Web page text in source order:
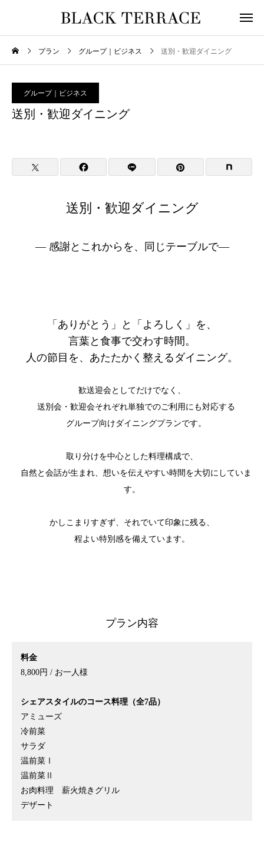
プラン グループ｜ビジネス 送別・歓迎ダイニング
グループ｜ビジネス
送別・歓迎ダイニング
送別・歓迎ダイニング
― 感謝とこれからを、同じテーブルで―
「ありがとう」と「よろしく」を、
言葉と食事で交わす時間。
人の節目を、あたたかく整えるダイニング。
歓送迎会としてだけでなく、
送別会・歓迎会それぞれ単独でのご利用にも対応する
グループ向けダイニングプランです。
取り分けを中心とした料理構成で、
自然と会話が生まれ、想いを伝えやすい時間を大切にしていま
す。
かしこまりすぎず、それでいて印象に残る、
程よい特別感を備えています。
プラン内容
料金
8,800円 / お一人様
シェアスタイルのコース料理（全7品）
アミューズ
冷前菜
サラダ
温前菜Ⅰ
温前菜Ⅱ
お肉料理 薪火焼きグリル
デザート